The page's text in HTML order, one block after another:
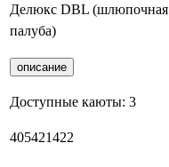
Делюкс DBL (шлюпочная
палуба)
описание
Доступные каюты: 3
405421422